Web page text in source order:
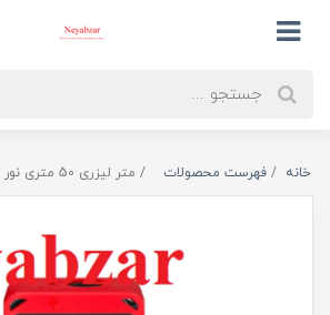
خانه فهرست محصولات متر لیزری 50 متری نور سبز RH-9351G رونیکس